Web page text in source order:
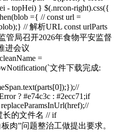
- topHei) } $(.nrcon-right).css({
={ // const url =
// 解析URL const urlParts
管局召开2026年食物平安监督
进会议
=
文件下载完成:
? #e74c3c : #2ecc71;if
长的文件名 // if
肉”问题整治工做提出要求。